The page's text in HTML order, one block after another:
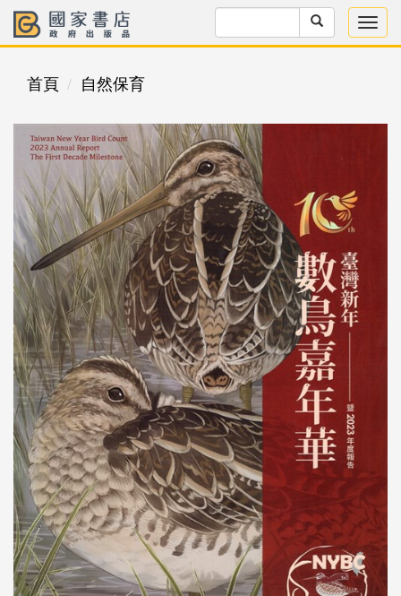
首頁 自然保育